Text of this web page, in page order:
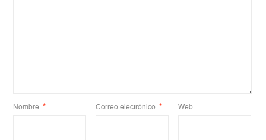
Nombre * Correo electrónico * Web